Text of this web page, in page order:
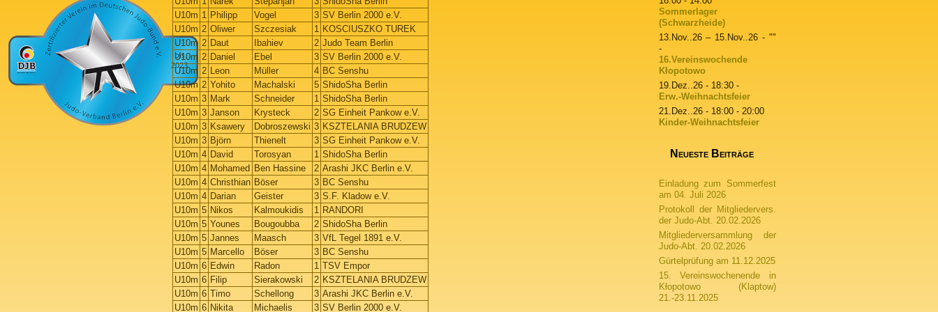
U10m 1 Philipp Vogel 3 SV Berlin 2000 e.V.
U10m 2 Oliwer Szczesiak 1 KOSCIUSZKO TUREK
U10m 2 Daut Ibahiev 2 Judo Team Berlin
U10m 2 Daniel Ebel 3 SV Berlin 2000 e.V.
U10m 2 Leon Müller 4 BC Senshu
U10m 2 Yohito Machalski 5 ShidoSha Berlin
U10m 3 Mark Schneider 1 ShidoSha Berlin
U10m 3 Janson Krysteck 2 SG Einheit Pankow e.V.
U10m 3 Ksawery Dobroszewski 3 KSZTELANIA BRUDZEW
U10m 3 Björn Thienelt 3 SG Einheit Pankow e.V.
U10m 4 David Torosyan 1 ShidoSha Berlin
U10m 4 Mohamed Ben Hassine 2 Arashi JKC Berlin e.V.
U10m 4 Christhian Böser 3 BC Senshu
U10m 4 Darian Geister 3 S.F. Kladow e.V.
U10m 5 Nikos Kalmoukidis 1 RANDORI
U10m 5 Younes Bougoubba 2 ShidoSha Berlin
U10m 5 Jannes Maasch 3 VfL Tegel 1891 e.V.
U10m 5 Marcello Böser 3 BC Senshu
U10m 6 Edwin Radon 1 TSV Empor
U10m 6 Filip Sierakowski 2 KSZTELANIA BRUDZEW
U10m 6 Timo Schellong 3 Arashi JKC Berlin e.V.
U10m 6 Nikita Michaelis 3 SV Berlin 2000 e.V.
Sommerlager
(Schwarzheide)
13.Nov..26 – 15.Nov..26 - ""
-
16.Vereinswochende
Kłopotowo
19.Dez..26- 18:30 -
Erw.-Weihnachtsfeier
21.Dez..26- 18:00 - 20:00
Kinder-Weihnachtsfeier
Neueste Beiträge
Einladung zum Sommerfest
am 04. Juli 2026
Protokoll der Mitgliedervers.
der Judo-Abt. 20.02.2026
Mitgliederversammlung der
Judo-Abt. 20.02.2026
Gürtelprüfung am 11.12.2025
15. Vereinswochenende in
Kłopotowo (Klaptow)
21.-23.11.2025